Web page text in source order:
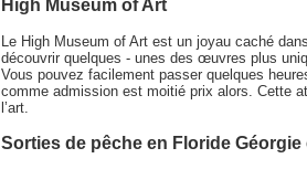
High Museum of Art
Le High Museum of Art est un joyau caché
découvrir quelques - unes des œuvres plus
Vous pouvez facilement passer quelques
comme admission est moitié prix alors. Cette
l’art.
Sorties de pêche en Floride